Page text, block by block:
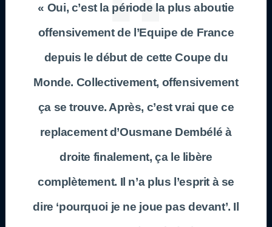
« Oui, c’est la période la plus aboutie
offensivement de l’Equipe de France
depuis le début de cette Coupe du
Monde. Collectivement, offensivement
ça se trouve. Après, c’est vrai que ce
replacement d’Ousmane Dembélé à
droite finalement, ça le libère
complètement. Il n’a plus l’esprit à se
dire ‘pourquoi je ne joue pas devant’. Il